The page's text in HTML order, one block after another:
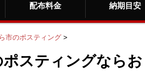
配布料金 納期目安
市のポスティング >
ポスティングなら